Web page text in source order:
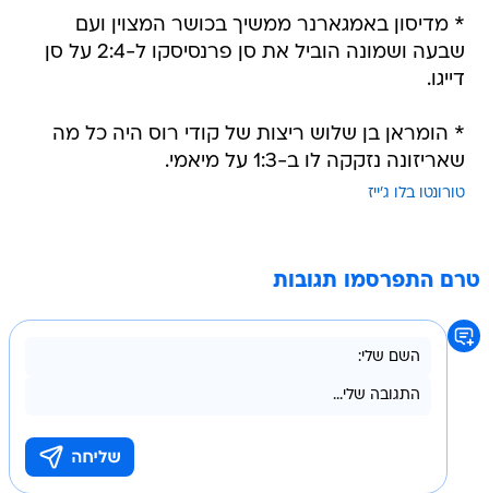
* מדיסון באמגארנר ממשיך בכושר המצוין ועם
שבעה ושמונה הוביל את סן פרנסיסקו ל-2:4 על סן
דייגו.
* הומראן בן שלוש ריצות של קודי רוס היה כל מה
שאריזונה נזקקה לו ב-1:3 על מיאמי.
טורונטו בלו ג'ייז
טרם התפרסמו תגובות